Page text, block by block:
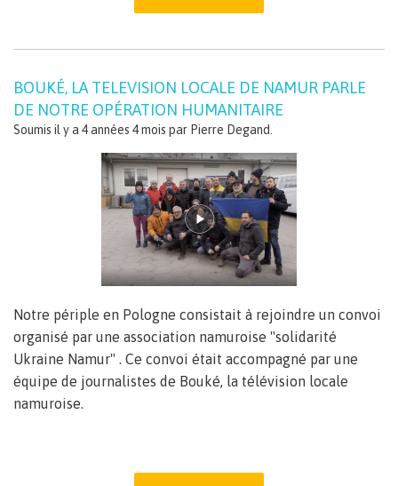
BOUKÉ, LA TELEVISION LOCALE DE NAMUR PARLE
DE NOTRE OPÉRATION HUMANITAIRE
Soumis il y a 4 années 4 mois par Pierre Degand
Notre périple en Pologne consistait à rejoindre un convoi
organisé par une association namuroise "solidarité
Ukraine Namur" . Ce convoi était accompagné par une
équipe de journalistes de Bouké, la télévision locale
namuroise.